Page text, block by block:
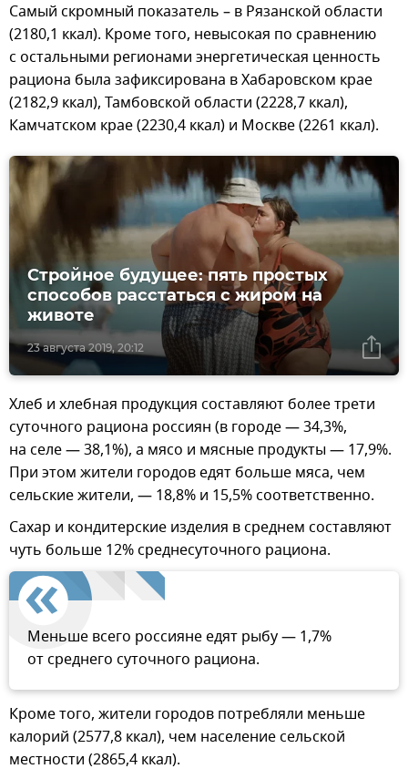
Самый скромный показатель – в Рязанской области
(2180,1 ккал). Кроме того, невысокая по сравнению
с остальными регионами энергетическая ценность
рациона была зафиксирована в Хабаровском крае
(2182,9 ккал), Тамбовской области (2228,7 ккал),
Камчатском крае (2230,4 ккал) и Москве (2261 ккал).
23 августа 2019, 20:12
Стройное будущее: пять простых
способов расстаться с жиром на
животе
Хлеб и хлебная продукция составляют более трети
суточного рациона россиян (в городе — 34,3%,
на селе — 38,1%), а мясо и мясные продукты — 17,9%.
При этом жители городов едят больше мяса, чем
сельские жители, — 18,8% и 15,5% соответственно.
Сахар и кондитерские изделия в среднем составляют
чуть больше 12% среднесуточного рациона.
Меньше всего россияне едят рыбу — 1,7%
от среднего суточного рациона.
Кроме того, жители городов потребляли меньше
калорий (2577,8 ккал), чем население сельской
местности (2865,4 ккал).